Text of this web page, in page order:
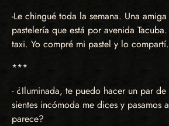
-Le chingué toda la semana. Una
pastelería que está por avenida
taxi. Yo compré mi pastel y lo compartí.
***
- ¿Iluminada, te puedo hacer un par
sientes incómoda me dices y pasamos
parece?